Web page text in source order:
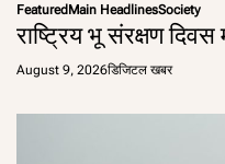
FeaturedMain HeadlinesSociety
राष्ट्रिय भू संरक्षण दिवस
August 9, 2026डिजिटल खबर